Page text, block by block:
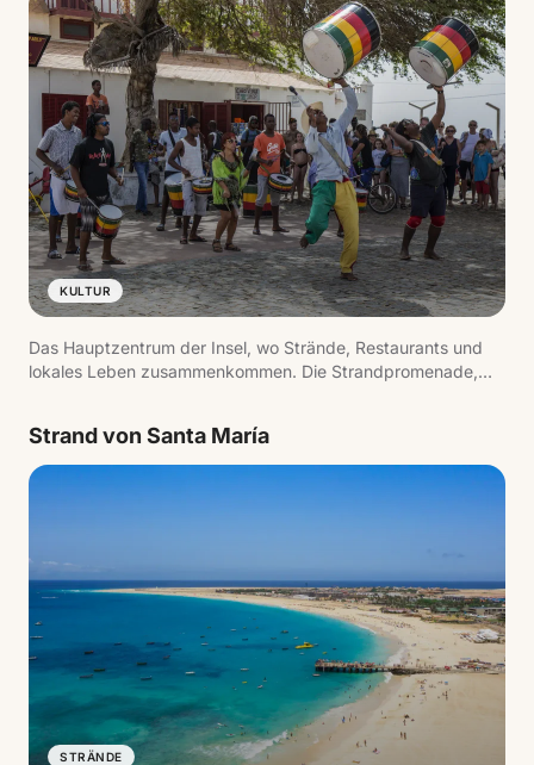
KULTUR
Das Hauptzentrum der Insel, wo Strände, Restaurants und
lokales Leben zusammenkommen. Die Strandpromenade,
Strand von Santa María
STRÄNDE